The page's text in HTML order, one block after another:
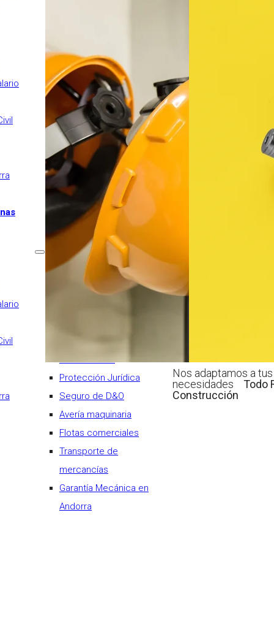
Todo Riesgo
Construcción
Protección Jurídica
Seguro de D&O
Avería maquinaria
Flotas comerciales
Transporte de
mercancías
Garantía Mecánica en
Andorra
Nos adaptamos a tus
necesidades
Todo Riesgo
Protección Jurídica
Seguro de D&O
Avería maquinaria
Flotas comerciales
Transporte de
mercancías
Garantía Mecánica en
Andorra
Nos adaptamos a tus
necesidades
Todo
Construcción